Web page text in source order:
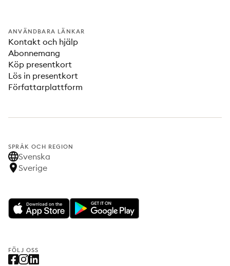
ANVÄNDBARA LÄNKAR
Kontakt och hjälp
Abonnemang
Köp presentkort
Lös in presentkort
Författarplattform
SPRÅK OCH REGION
Svenska
Sverige
FÖLJ OSS